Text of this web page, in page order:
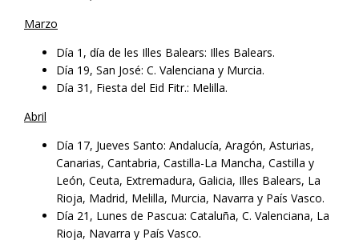
Marzo
Día 1, día de les Illes Balears: Illes Balears.
Día 19, San José: C. Valenciana y Murcia.
Día 31, Fiesta del Eid Fitr.: Melilla.
Abril
Día 17, Jueves Santo: Andalucía, Aragón, Asturias,
Canarias, Cantabria, Castilla-La Mancha, Castilla y
León, Ceuta, Extremadura, Galicia, Illes Balears, La
Rioja, Madrid, Melilla, Murcia, Navarra y País Vasco.
Día 21, Lunes de Pascua: Cataluña, C. Valenciana, La
Rioja, Navarra y País Vasco.